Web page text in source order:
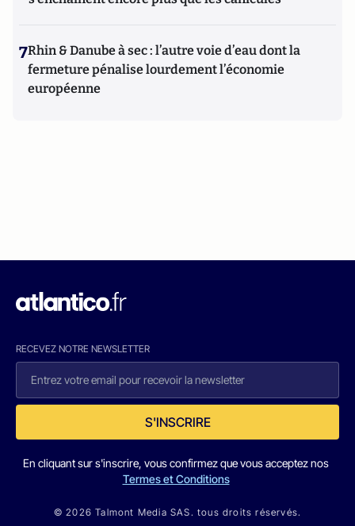
7Rhin & Danube à sec : l’autre voie d’eau dont la
fermeture pénalise lourdement l’économie
européenne
RECEVEZ NOTRE NEWSLETTER
S'INSCRIRE
En cliquant sur s'inscrire, vous confirmez que vous acceptez nos
Termes et Conditions
© 2026 Talmont Media SAS. tous droits réservés.